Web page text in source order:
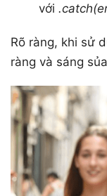
với
Rõ ràng, khi sử
ràng và sáng